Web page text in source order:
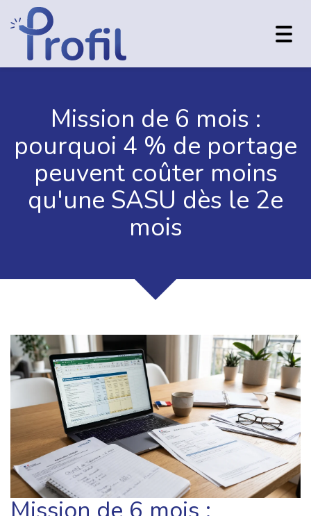
Mission de 6 mois :
pourquoi 4 % de portage
peuvent coûter moins
qu'une SASU dès le 2e
mois